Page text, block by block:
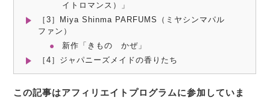
イトロマンス）」
［3］Miya Shinma PARFUMS（ミヤシンマパル
ファン）
新作「きもの かぜ」
［4］ジャパニーズメイドの香りたち
この記事はアフィリエイトプログラムに参加していま